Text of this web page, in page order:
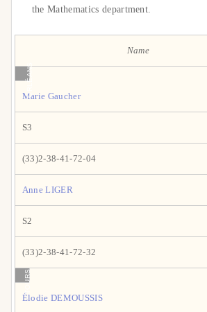
the Mathematics department.
Name
ORLÉANS
Marie Gaucher
S3
(33)2-38-41-72-04
Anne LIGER
S2
(33)2-38-41-72-32
TOURS
Élodie DEMOUSSIS